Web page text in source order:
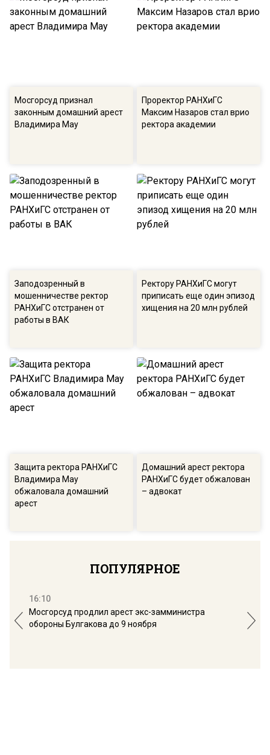
Мосгорсуд признал
законным домашний арест
Владимира Мау
Проректор РАНХиГС
Максим Назаров стал врио
ректора академии
Заподозренный в
мошенничестве ректор
РАНХиГС отстранен от
работы в ВАК
Ректору РАНХиГС могут
приписать еще один эпизод
хищения на 20 млн рублей
Защита ректора РАНХиГС
Владимира Мау
обжаловала домашний
арест
Домашний арест ректора
РАНХиГС будет обжалован
– адвокат
ПОПУЛЯРНОЕ
16:10
Мосгорсуд продлил арест экс-замминистра
обороны Булгакова до 9 ноября